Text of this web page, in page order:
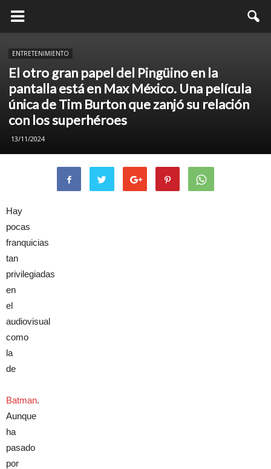
ENTRETENIMIENTO
El otro gran papel del Pingüino en la
pantalla está en Max México. Una película
única de Tim Burton que zanjó su relación
con los superhéroes
13/11/2024
Hay
pocas
franquicias
tan
privilegiadas
en
el
audiovisual
como
la
de
Batman.
Aunque
ha
pasado
por